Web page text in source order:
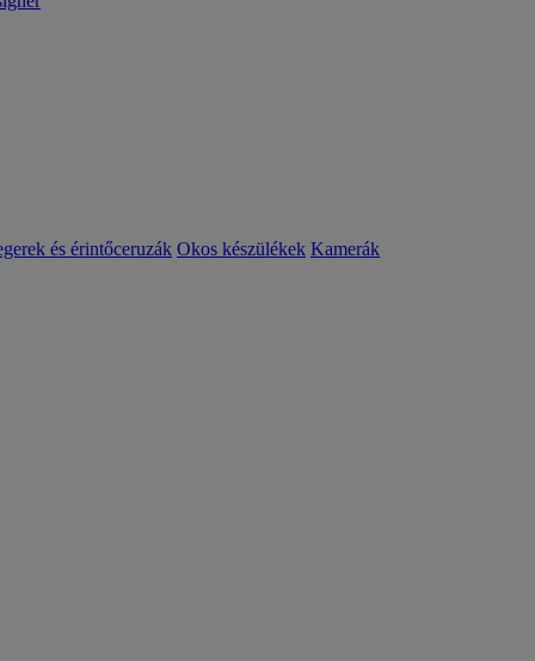
és érintőceruzák Okos készülékek Kamerák